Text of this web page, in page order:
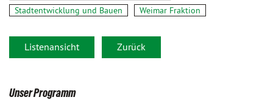
Stadtentwicklung und Bauen
Weimar Fraktion
Listenansicht Zurück
Unser Programm